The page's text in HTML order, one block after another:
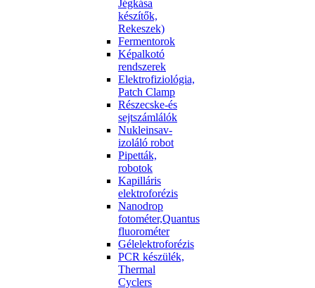
Jégkása
készítők,
Rekeszek)
Fermentorok
Képalkotó
rendszerek
Elektrofiziológia,
Patch Clamp
Részecske-és
sejtszámlálók
Nukleinsav-
izoláló robot
Pipetták,
robotok
Kapilláris
elektroforézis
Nanodrop
fotométer,Quantus
fluorométer
Gélelektroforézis
PCR készülék,
Thermal
Cyclers